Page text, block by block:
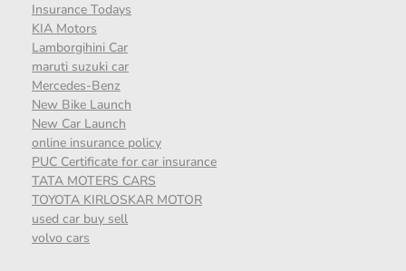
Insurance Todays
KIA Motors
Lamborgihini Car
maruti suzuki car
Mercedes-Benz
New Bike Launch
New Car Launch
online insurance policy
PUC Certificate for car insurance
TATA MOTERS CARS
TOYOTA KIRLOSKAR MOTOR
used car buy sell
volvo cars